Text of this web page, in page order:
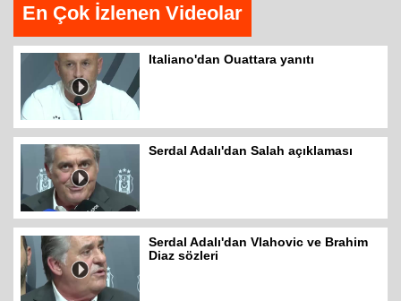
En Çok İzlenen Videolar
Italiano'dan Ouattara yanıtı
Serdal Adalı'dan Salah açıklaması
Serdal Adalı'dan Vlahovic ve Brahim
Diaz sözleri